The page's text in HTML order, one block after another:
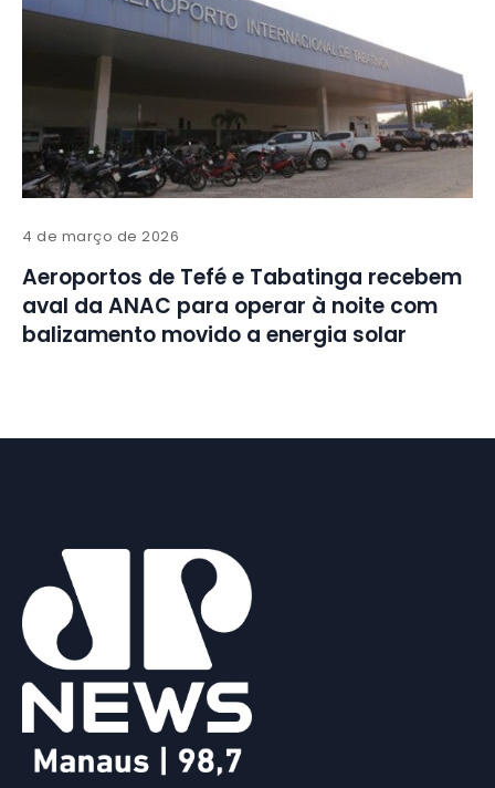
4 de março de 2026
Aeroportos de Tefé e Tabatinga recebem
aval da ANAC para operar à noite com
balizamento movido a energia solar